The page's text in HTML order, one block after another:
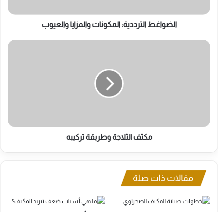
الضواغط الترددية: المكونات والمزايا والعيوب
مكثف
مكثف الثلاجة وطريقة تركيبه
مقالات ذات صلة